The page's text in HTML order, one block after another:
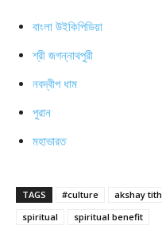
বাংলা উইকিপিডিয়া
শ্রী জগন্নাথপুরী
নবদ্বীপ ধাম
পুরান
মহাভারত
TAGS #culture akshay
spiritual
spiritual benefit